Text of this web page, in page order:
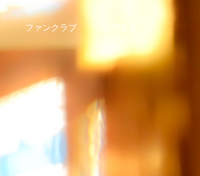
ファンクラブ お問合せ